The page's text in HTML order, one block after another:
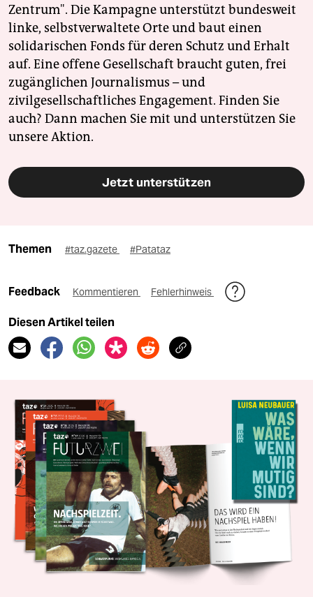
Zentrum". Die Kampagne unterstützt bundesweit
linke, selbstverwaltete Orte und baut einen
solidarischen Fonds für deren Schutz und Erhalt
auf. Eine offene Gesellschaft braucht guten, frei
zugänglichen Journalismus – und
zivilgesellschaftliches Engagement. Finden Sie
auch? Dann machen Sie mit und unterstützen Sie
unsere Aktion.
Jetzt unterstützen
Themen #taz.gazete #Patataz
Feedback Kommentieren Fehlerhinweis
Diesen Artikel teilen